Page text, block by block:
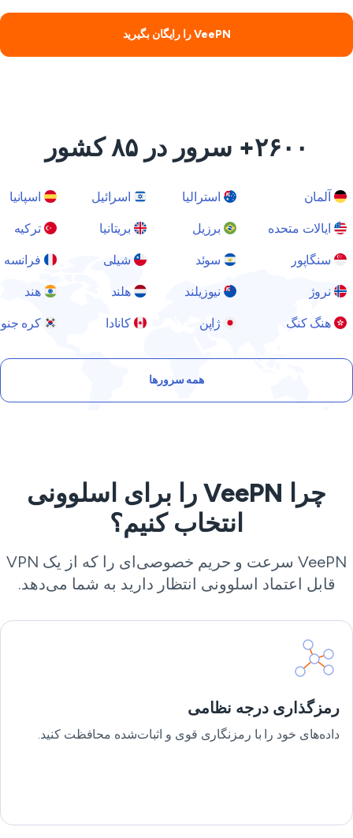
VeePN را رایگان بگیرید
۲۶۰۰+ سرور در ۸۵ کشور
آلمان استرالیا اسرائیل اسپانیا
ایالات متحده برزیل بریتانیا ترکیه
سنگاپور سوئد شیلی فرانسه
نروژ نیوزیلند هلند هند
هنگ کنگ ژاپن کانادا کره
همه سرورها
چرا VeePN را برای اسلوونی
انتخاب کنیم؟
VeePN سرعت و حریم خصوصی‌ای را که از یک VPN
قابل اعتماد اسلوونی انتظار دارید به شما می‌دهد.
رمزگذاری درجه نظامی
داده‌های خود را با رمزنگاری قوی و اثبات‌شده محافظت کنید.